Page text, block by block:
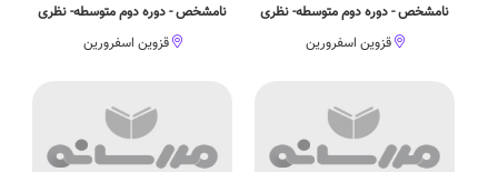
نامشخص - دوره دوم متوسطه- نظری
قزوین اسفرورین
نامشخص - دوره دوم متوسطه- نظری
قزوین اسفرورین